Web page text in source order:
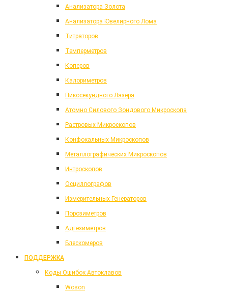
Анализатора Золота
Анализатора Ювелирного Лома
Титраторов
Темперметров
Коперов
Калориметров
Пикосекундного Лазера
Атомно Силового Зондового Микроскопа
Растровых Микроскопов
Конфокальных Микроскопов
Металлографических Микроскопов
Интроскопов
Осциллографов
Измерительных Генераторов
Порозиметров
Адгезиметров
Блескомеров
ПОДДЕРЖКА
Коды Ошибок Автоклавов
Woson